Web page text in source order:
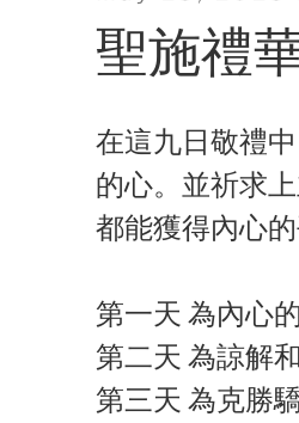
on
聖施禮
在這九日敬禮
的心。並祈求
都能獲得內心的
第一天 為內心
第二天 為諒解
第三天 為克勝